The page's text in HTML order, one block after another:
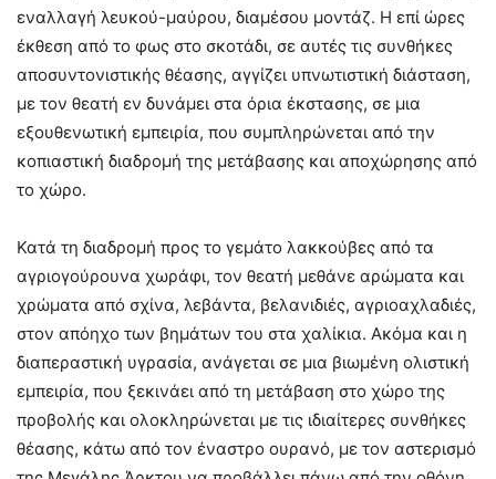
εναλλαγή λευκού-μαύρου, διαμέσου μοντάζ. Η επί ώρες
έκθεση από το φως στο σκοτάδι, σε αυτές τις συνθήκες
αποσυντονιστικής θέασης, αγγίζει υπνωτιστική διάσταση,
με τον θεατή εν δυνάμει στα όρια έκστασης, σε μια
εξουθενωτική εμπειρία, που συμπληρώνεται από την
κοπιαστική διαδρομή της μετάβασης και αποχώρησης από
το χώρο.
Κατά τη διαδρομή προς το γεμάτο λακκούβες από τα
αγριογούρουνα χωράφι, τον θεατή μεθάνε αρώματα και
χρώματα από σχίνα, λεβάντα, βελανιδιές, αγριοαχλαδιές,
στον απόηχο των βημάτων του στα χαλίκια. Ακόμα και η
διαπεραστική υγρασία, ανάγεται σε μια βιωμένη ολιστική
εμπειρία, που ξεκινάει από τη μετάβαση στο χώρο της
προβολής και ολοκληρώνεται με τις ιδιαίτερες συνθήκες
θέασης, κάτω από τον έναστρο ουρανό, με τον αστερισμό